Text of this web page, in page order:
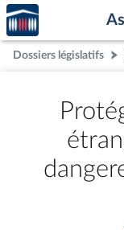
Aller au contenu
Aller en bas de la
Accèder
à la
page
d'accueil
Dossiers législatifs